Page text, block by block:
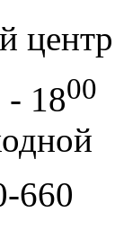
центр
- 1800
660